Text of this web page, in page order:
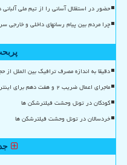
حضور در استقلال آسانی را از تیم ملی
چرا مردم بین پیام رسانهای داخلی و خارجی
دقیقا به اندازه مصرف ترافیک بین الملل
ماجرای اعمال ضریب ۲ و هفت دهم برای اینترنت بین الملل چیست؟
کودکان در تونل وحشت فیلترشکن ها
خردسالان در تونل وحشت فیلترشکن ها